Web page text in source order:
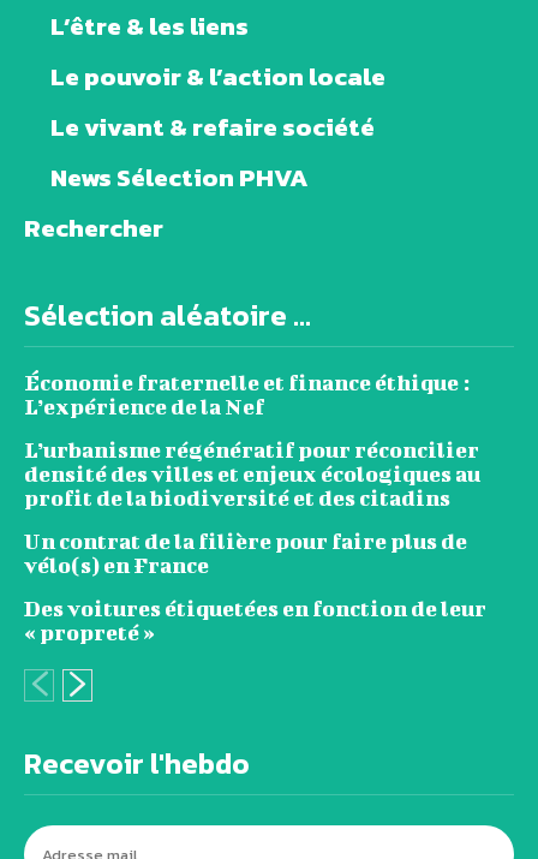
L’être & les liens
Le pouvoir & l’action locale
Le vivant & refaire société
News Sélection PHVA
Rechercher
Sélection aléatoire ...
Économie fraternelle et finance éthique :
L’expérience de la Nef
L’urbanisme régénératif pour réconcilier
densité des villes et enjeux écologiques au
profit de la biodiversité et des citadins
Un contrat de la filière pour faire plus de
vélo(s) en France
Des voitures étiquetées en fonction de leur
« propreté »
Recevoir l'hebdo